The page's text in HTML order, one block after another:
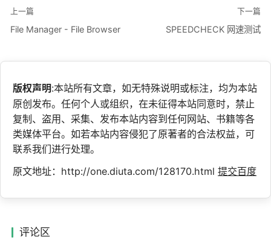
上一篇
File Manager - File Browser
下一篇
SPEEDCHECK 网速测试
版权声明:本站所有文章，如无特殊说明或标注，均为本站
原创发布。任何个人或组织，在未征得本站同意时，禁止
复制、盗用、采集、发布本站内容到任何网站、书籍等各
类媒体平台。如若本站内容侵犯了原著者的合法权益，可
联系我们进行处理。
原文地址：http://one.diuta.com/128170.html 提交百度
评论区